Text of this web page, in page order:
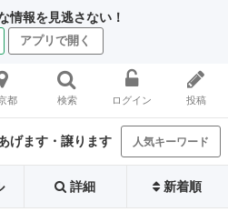
情報を見逃さない！
アプリで開く
都 検索 ログイン 投稿
げます・譲ります 人気キーワード
詳細 新着順